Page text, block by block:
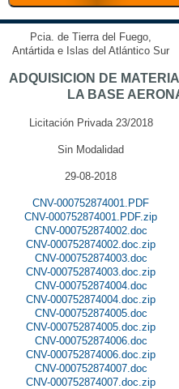
Pcia. de Tierra del Fuego,
Antártida e Islas del Atlántico Sur
ADQUISICION DE
LA BASE
Licitación Privada 23/2018
Sin Modalidad
29-08-2018
CNV-000752874001.PDF
CNV-000752874001.PDF.zip
CNV-000752874002.doc
CNV-000752874002.doc.zip
CNV-000752874003.doc
CNV-000752874003.doc.zip
CNV-000752874004.doc
CNV-000752874004.doc.zip
CNV-000752874005.doc
CNV-000752874005.doc.zip
CNV-000752874006.doc
CNV-000752874006.doc.zip
CNV-000752874007.doc
CNV-000752874007.doc.zip